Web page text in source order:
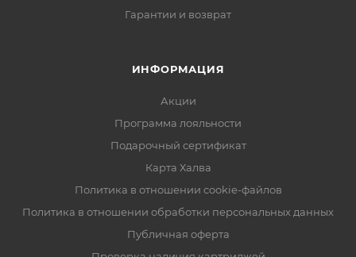
Гарантии и возврат
ИНФОРМАЦИЯ
Акции
Программа лояльности
Подарочный сертификат
Карта Халва
Политика в отношении cookie-файлов
Политика в отношении обработки персональных данных
Публичная оферта